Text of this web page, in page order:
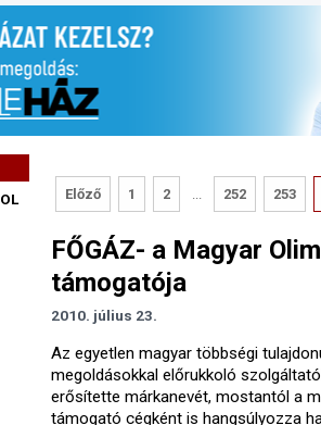
Előző 1 2 252 253
FŐGÁZ- a Magyar
támogatója
2010. július 23.
Az egyetlen magyar többségi
megoldásokkal előrukkoló
erősítette márkanevét, mostantól a
támogató cégként is hangsúlyozza